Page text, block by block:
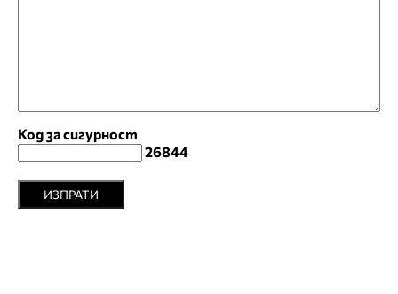
Код за сигурност
26844
ИЗПРАТИ